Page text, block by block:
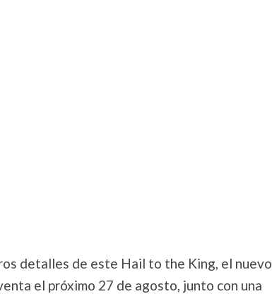
detalles de este Hail to the King, el nuevo
el próximo 27 de agosto, junto con una